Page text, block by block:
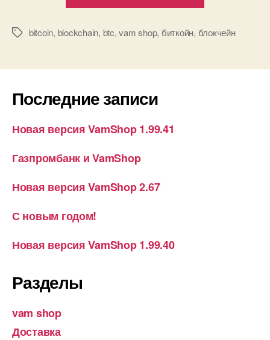
—
по
Меткиbitcoin, blockchain, btc,vam shop, биткойн, блокчейн
Последние записи
Новая версия VamShop 1.99.41
Газпромбанк и VamShop
Новая версия VamShop 2.67
С новым годом!
Новая версия VamShop 1.99.40
Разделы
vam shop
Доставка